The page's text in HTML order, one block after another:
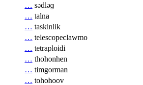
… sədləɡ
… talna
… taskinlik
… telescopeclawmo
… tetraploidi
… thohonhen
… timgorman
… tohohoov